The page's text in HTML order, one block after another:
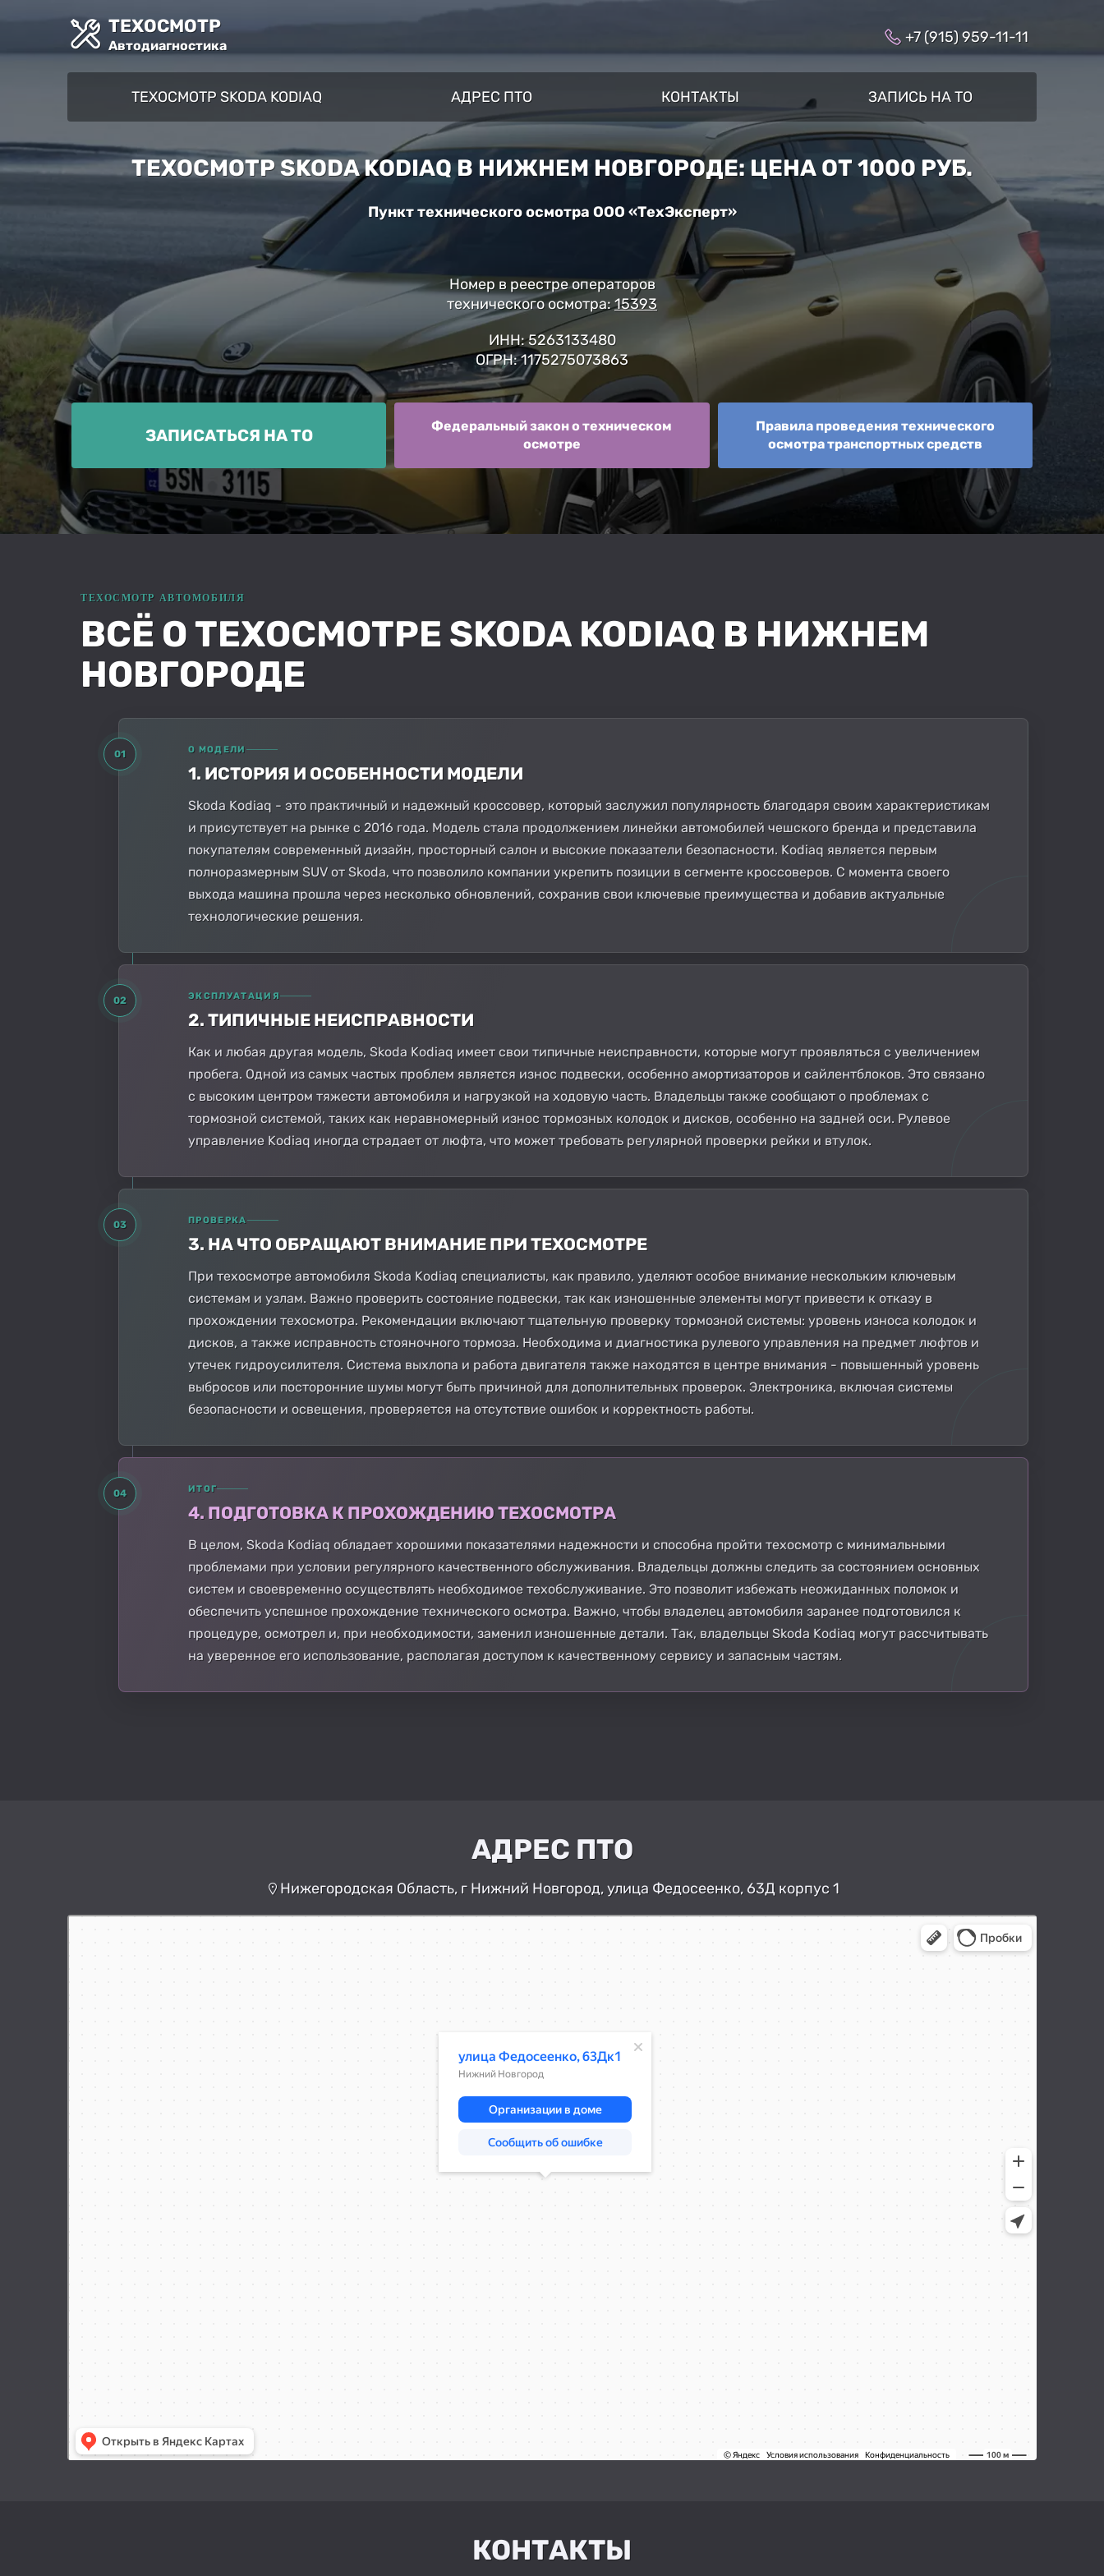
ТЕХОСМОТР
Автодиагностика +7 (915) 959-11-11
ТЕХОСМОТР SKODA KODIAQ АДРЕС ПТО КОНТАКТЫ ЗАПИСЬ НА ТО
ТЕХОСМОТР SKODA KODIAQ В НИЖНЕМ НОВГОРОДЕ: ЦЕНА ОТ 1000 РУБ.
Пункт технического осмотра ООО «ТехЭксперт»
Номер в реестре операторов
технического осмотра:15393
ИНН: 5263133480
ОГРН: 1175275073863
ЗАПИСАТЬСЯ НА ТО
Федеральный закон о техническом
осмотре
Правила проведения технического
осмотра транспортных средств
ВСЁ О ТЕХОСМОТРЕ SKODA KODIAQ В НИЖНЕМ
НОВГОРОДЕ
01 О МОДЕЛИ
1. ИСТОРИЯ И ОСОБЕННОСТИ МОДЕЛИ
Skoda Kodiaq - это практичный и надежный кроссовер, который заслужил популярность благодаря своим характеристикам
и присутствует на рынке с 2016 года. Модель стала продолжением линейки автомобилей чешского бренда и представила
покупателям современный дизайн, просторный салон и высокие показатели безопасности. Kodiaq является первым
полноразмерным SUV от Skoda, что позволило компании укрепить позиции в сегменте кроссоверов. С момента своего
выхода машина прошла через несколько обновлений, сохранив свои ключевые преимущества и добавив актуальные
технологические решения.
02 ЭКСПЛУАТАЦИЯ
2. ТИПИЧНЫЕ НЕИСПРАВНОСТИ
Как и любая другая модель, Skoda Kodiaq имеет свои типичные неисправности, которые могут проявляться с увеличением
пробега. Одной из самых частых проблем является износ подвески, особенно амортизаторов и сайлентблоков. Это связано
с высоким центром тяжести автомобиля и нагрузкой на ходовую часть. Владельцы также сообщают о проблемах с
тормозной системой, таких как неравномерный износ тормозных колодок и дисков, особенно на задней оси. Рулевое
управление Kodiaq иногда страдает от люфта, что может требовать регулярной проверки рейки и втулок.
03 ПРОВЕРКА
3. НА ЧТО ОБРАЩАЮТ ВНИМАНИЕ ПРИ ТЕХОСМОТРЕ
При техосмотре автомобиля Skoda Kodiaq специалисты, как правило, уделяют особое внимание нескольким ключевым
системам и узлам. Важно проверить состояние подвески, так как изношенные элементы могут привести к отказу в
прохождении техосмотра. Рекомендации включают тщательную проверку тормозной системы: уровень износа колодок и
дисков, а также исправность стояночного тормоза. Необходима и диагностика рулевого управления на предмет люфтов и
утечек гидроусилителя. Система выхлопа и работа двигателя также находятся в центре внимания - повышенный уровень
выбросов или посторонние шумы могут быть причиной для дополнительных проверок. Электроника, включая системы
безопасности и освещения, проверяется на отсутствие ошибок и корректность работы.
04 ИТОГ
4. ПОДГОТОВКА К ПРОХОЖДЕНИЮ ТЕХОСМОТРА
В целом, Skoda Kodiaq обладает хорошими показателями надежности и способна пройти техосмотр с минимальными
проблемами при условии регулярного качественного обслуживания. Владельцы должны следить за состоянием основных
систем и своевременно осуществлять необходимое техобслуживание. Это позволит избежать неожиданных поломок и
обеспечить успешное прохождение технического осмотра. Важно, чтобы владелец автомобиля заранее подготовился к
процедуре, осмотрел и, при необходимости, заменил изношенные детали. Так, владельцы Skoda Kodiaq могут рассчитывать
на уверенное его использование, располагая доступом к качественному сервису и запасным частям.
АДРЕС ПТО
Нижегородская Область, г Нижний Новгород, улица Федосеенко, 63Д корпус 1
КОНТАКТЫ